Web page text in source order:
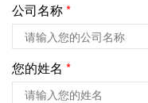
公司名称*
您的姓名 *